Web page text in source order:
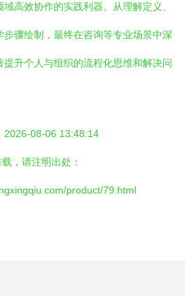
高效协作的实践利器。从理解定义、
骤绘制，最终在咨询等专业场景中深
升个人与组织的流程化思维和解决问
2026-08-06 13:48:14
，请注明出处：
product/79.html